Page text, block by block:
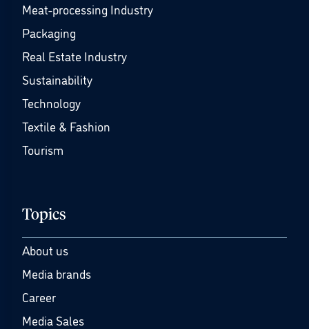
Meat-processing Industry
Packaging
Real Estate Industry
Sustainability
Technology
Textile & Fashion
Tourism
Topics
About us
Media brands
Career
Media Sales